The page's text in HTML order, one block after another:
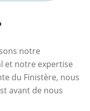
notre
et notre expertise
du Finistère, nous
avant de nous